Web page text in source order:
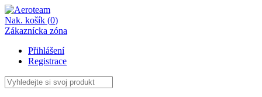
Nak. košík (0)
Zákaznícka zóna
Přihlášení
Registrace